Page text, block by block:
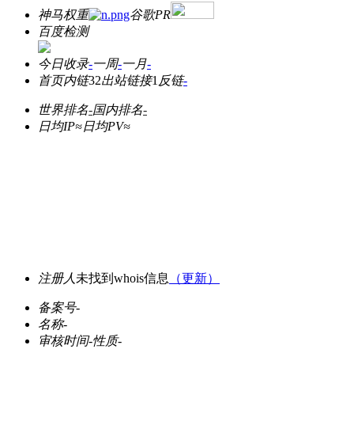
神马权重
谷歌PR
百度检测
今日收录-一周-一月-
首页内链32出站链接1 反链-
世界排名-国内排名-
日均IP≈日均PV≈
注册人 未找到whois信息 （更新）
备案号-
名称-
审核时间-性质-